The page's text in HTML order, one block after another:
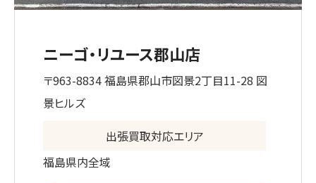
ニーゴ・リユース郡山店
〒963-8834 福島県郡山市図景2丁目11-28 図
景ヒルズ
出張買取対応エリア
福島県内全域